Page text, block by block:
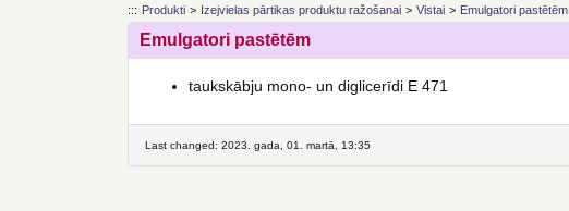
::: Produkti > Izejvielas pārtikas produktu ražošanai > Vistai > Emulgatori pastētēm
Emulgatori pastētēm
taukskābju mono- un diglicerīdi Е 471
Last changed: 2023. gada, 01. martā, 13:35